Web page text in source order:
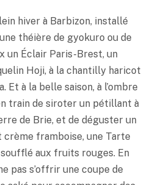
hiver à Barbizon, installé
théière de gyokuro ou de
un Éclair Paris-Brest, un
Hoji, à la chantilly haricot
à la belle saison, à l’ombre
train de siroter un pétillant à
de Brie, et de déguster un
framboise, une Tarte
aux fruits rouges. En
pas s’offrir une coupe de